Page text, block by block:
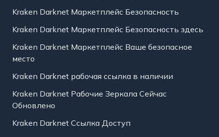
Kraken Darknet Маркетплейс Безопасность
Kraken Darknet Маркетплейс Безопасность здесь
Kraken Darknet Маркетплейс Ваше безопасное
место
Kraken Darknet рабочая ссылка в наличии
Kraken Darknet Рабочие Зеркала Сейчас
Обновлено
Kraken Darknet Ссылка Доступ